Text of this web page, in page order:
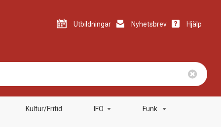
Utbildningar Nyhetsbrev Hjälp
Kultur/Fritid IFO Funk.